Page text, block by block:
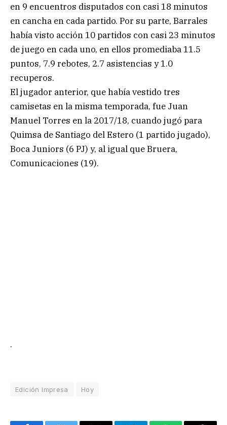
en 9 encuentros disputados con casi 18 minutos
en cancha en cada partido. Por su parte, Barrales
había visto acción 10 partidos con casi 23 minutos
de juego en cada uno, en ellos promediaba 11.5
puntos, 7.9 rebotes, 2.7 asistencias y 1.0
recuperos.
El jugador anterior, que había vestido tres
camisetas en la misma temporada, fue Juan
Manuel Torres en la 2017/18, cuando jugó para
Quimsa de Santiago del Estero (1 partido jugado),
Boca Juniors (6 PJ) y, al igual que Bruera,
Comunicaciones (19).
.
Edición Impresa Hoy